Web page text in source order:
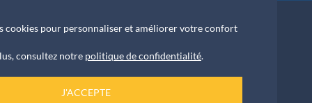
55
NOUS ÉCRIRE
cookies pour personnaliser et améliorer votre confort
consultez notre politique de confidentialité.
J'ACCEPTE